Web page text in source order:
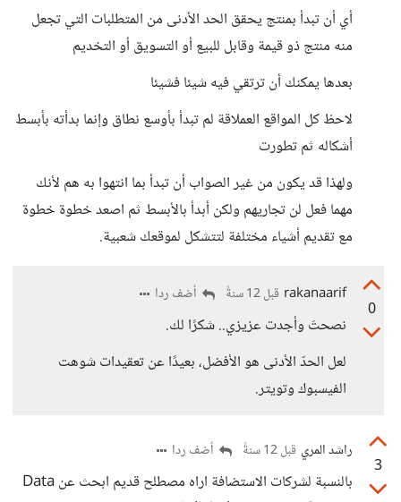
أي أن تبدأ بمنتج يحقق الحد الأدنى من المتطلبات التي تجعل
منه منتج ذو قيمة وقابل للبيع أو التسويق أو التخديم
بعدها يمكنك أن ترتقي فيه شيئا فشيئا
لاحظ كل المواقع العملاقة لم تبدأ بأوسع نطاق وإنما بدأته بأبسط
أشكاله ثم تطورت
ولهذا قد يكون من غير الصواب أن تبدأ بما انتهوا به هم لأنك
مهما فعل لن تجاريهم ولكن أبدأ بالأبسط ثم اصعد خطوة خطوة
مع تقديم أشياء مختلفة لتتشكل لموقعك شعبية.
0
rakanaarif قبل 12 سنةً أضف ردا
نصحتَ وأجدت عزيزي.. شكرًا لك.
لعل الحدّ الأدنى هو الأفضل، بعيدًا عن تعقيدات شوهت
الفيسبوك وتويتر.
3
راشد المري قبل 12 سنةً أضف ردا
بالنسبة لشركات الاستضافة اراه مصطلح قديم ابحث عن Data